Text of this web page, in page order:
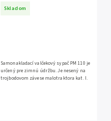
Skladom
Samonakladací valčekový sypač PM 110 je
určený pre zimnú údržbu. Je nesený na
trojbodovom závese malotraktora kat. I.